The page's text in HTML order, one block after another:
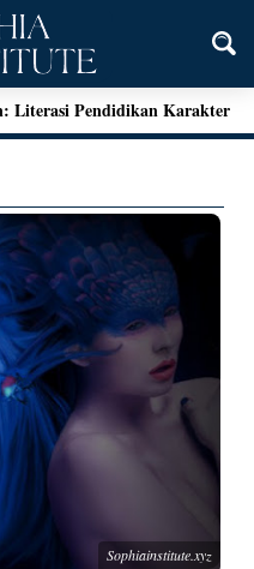
Literasi Pendidikan Karakter
Bedah Buku Palu
Kant
Identitas Diri
Bertrand Russel
Refleksi dari Aristoteles
Kebaikan Bersama
Transendensi: Menyelami
Sophiainstitute.xyz